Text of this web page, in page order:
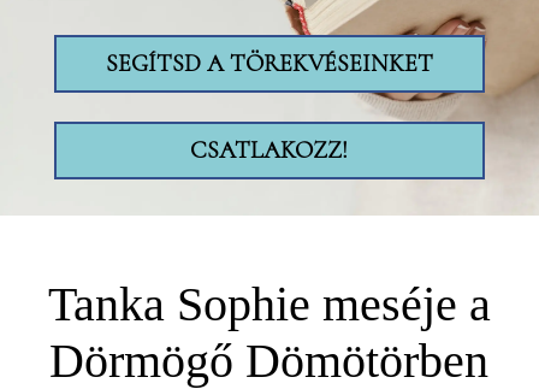
SEGÍTSD A TÖREKVÉSEINKET
CSATLAKOZZ!
Tanka Sophie meséje a
Dörmögő Dömötörben